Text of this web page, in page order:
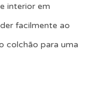
interior em
facilmente ao
colchão para uma